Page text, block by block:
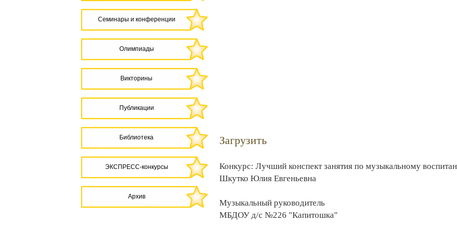
Семинары и конференции
Олимпиады
Викторины
Публикации
Библиотека
ЭКСПРЕСС-конкурсы
Архив
Загрузить
Конкурс: Лучший конспект занятия по музыкальному
Шкутко Юлия Евгеньевна
Музыкальный руководитель
МБДОУ д/с №226 "Капитошка"